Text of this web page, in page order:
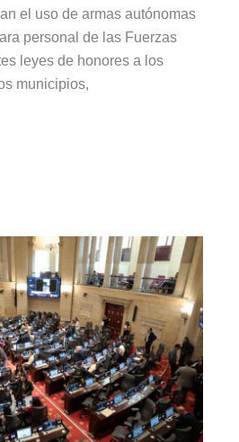
el uso de armas autónomas
personal de las Fuerzas
leyes de honores a los
municipios,